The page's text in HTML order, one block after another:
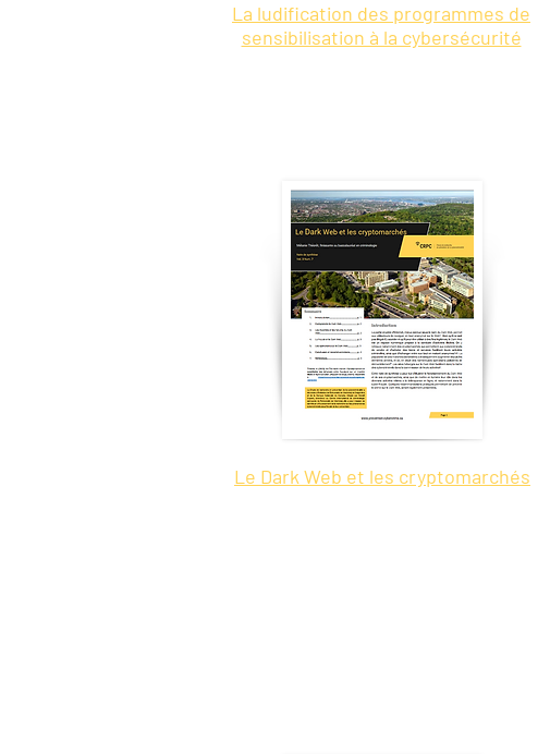
La ludification des programmes de
sensibilisation à la cybersécurité
Le Dark Web et les cryptomarchés